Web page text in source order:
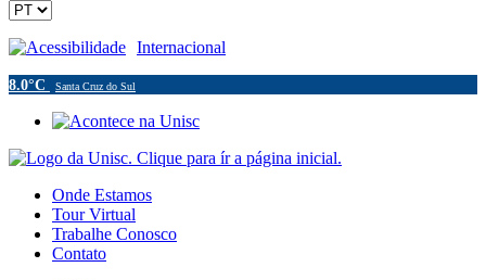
Acessibilidade Internacional
8.0°C Santa Cruz do Sul
Onde Estamos
Tour Virtual
Trabalhe Conosco
Contato